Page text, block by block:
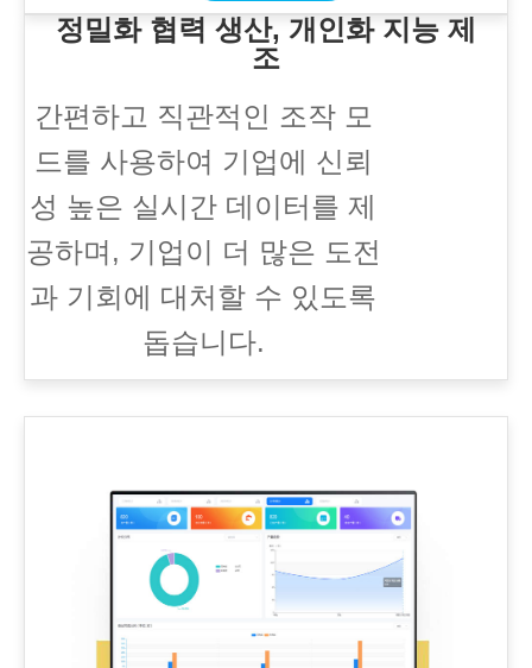
정밀화 협력 생산, 개인화 지능 제
조
간편하고 직관적인 조작 모
드를 사용하여 기업에 신뢰
성 높은 실시간 데이터를 제
공하며, 기업이 더 많은 도전
과 기회에 대처할 수 있도록
돕습니다.